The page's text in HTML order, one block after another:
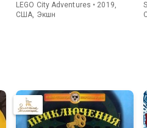
LEGO City Adventures • 2019,
США, Экшн